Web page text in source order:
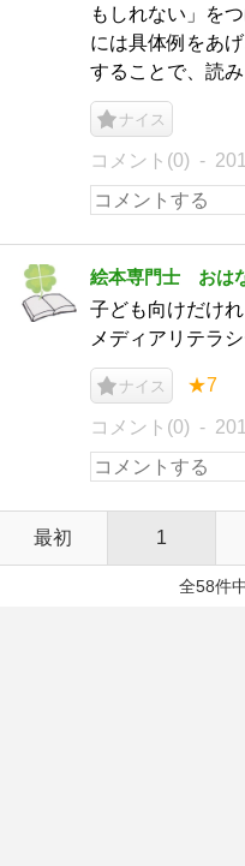
もしれない」を
には具体例をあ
することで、読
ナイス
コメント(0)
絵本専門士 おは
子ども向けだけ
メディアリテラ
ナイス ★7
コメント(0)
最初 1
全58件